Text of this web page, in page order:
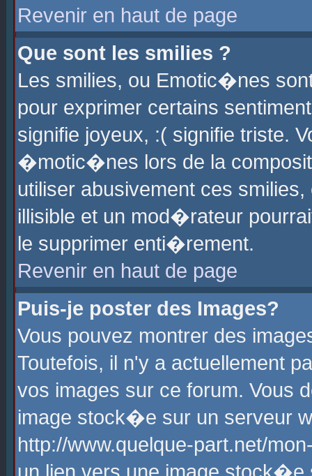
Revenir en haut de page
Que sont les smilies ?
Les smilies, ou Emotic�nes
pour exprimer certains
signifie joyeux, :( signifie triste.
�motic�nes lors de la
utiliser abusivement ces
illisible et un mod�rateur
le supprimer enti�rement.
Revenir en haut de page
Puis-je poster des Images?
Vous pouvez montrer des
Toutefois, il n'y a actuellement
vos images sur ce forum. Vous
image stock�e sur un serveur
http://www.quelque-part.net/